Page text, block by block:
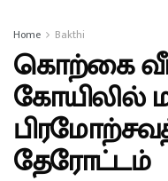
Home Bakthi
கொற்கை
கோயிலில்
தேரோட்டம்